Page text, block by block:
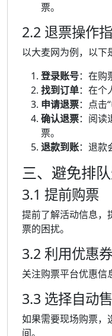
票。
2.2 退票操作
以大麦网为例，以下
登录账号：在购
找到订单：在个
申请退票：点击
确认退票：阅读
票。
退款到账：退款
三、避免排
3.1 提前购票
提前了解活动信息，
票的困扰。
3.2 利用优惠券
关注购票平台优惠信
3.3 选择自动
如果需要现场购票，
间。